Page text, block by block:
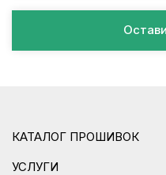
КАТАЛОГ ПРОШИВОК
УСЛУГИ